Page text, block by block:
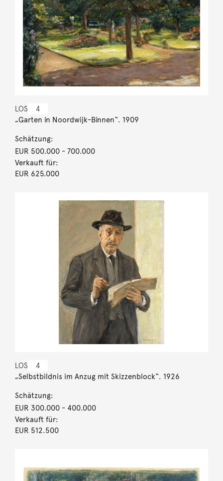
LOS 4
„Garten in Noordwijk-Binnen“. 1909
Schätzung:
EUR 500.000- 700.000
Verkauft für:
EUR 625.000
LOS 4
„Selbstbildnis im Anzug mit Skizzenblock“. 1926
Schätzung:
EUR 300.000- 400.000
Verkauft für:
EUR 512.500